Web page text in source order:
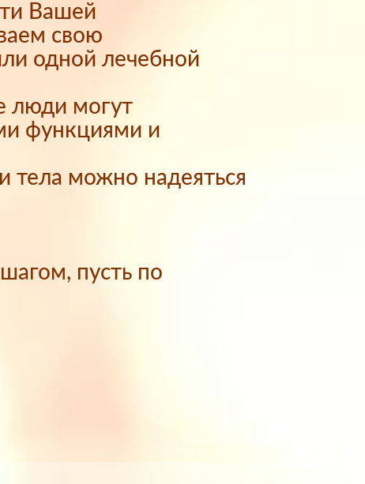
Вашей
свою
одной лечебной
люди могут
функциями и
тела можно надеяться
пусть по